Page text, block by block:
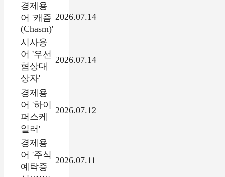
경제용
어 '캐즘
(Chasm)'
2026.07.14
시사용
어 '우선
협상대
상자'
2026.07.14
경제용
어 '하이
퍼스케
일러'
2026.07.12
경제용
어 '주식
예탁증
2026.07.11